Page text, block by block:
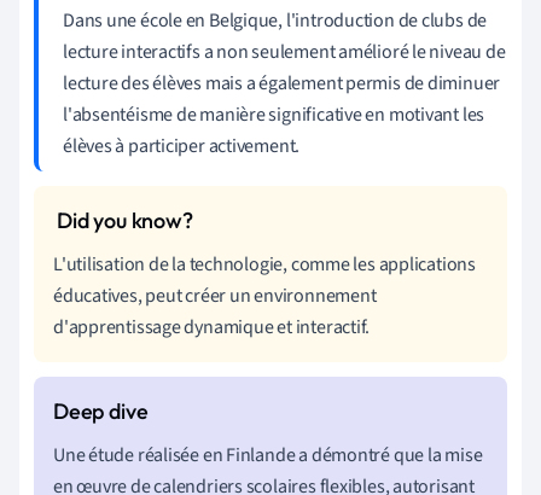
Dans une école en Belgique, l'introduction de clubs de
lecture interactifs a non seulement amélioré le niveau de
lecture des élèves mais a également permis de diminuer
l'absentéisme de manière significative en motivant les
élèves à participer activement.
L'utilisation de la technologie, comme les applications
éducatives, peut créer un environnement
d'apprentissage dynamique et interactif.
Une étude réalisée en Finlande a démontré que la mise
en œuvre de calendriers scolaires flexibles, autorisant